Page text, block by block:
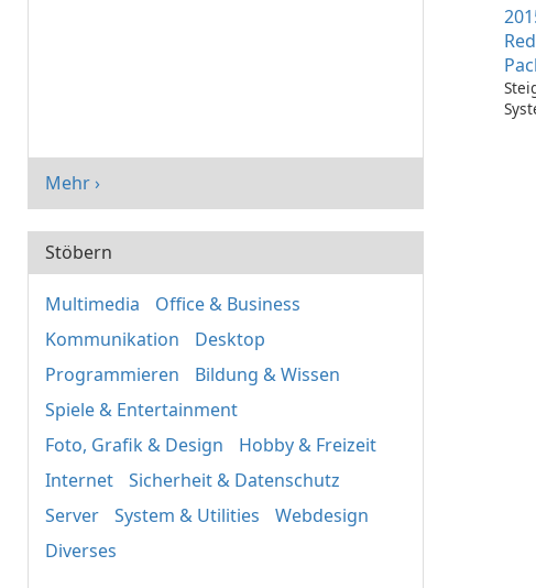
Mehr ›
Stöbern
Multimedia
Office & Business
Kommunikation
Desktop
Programmieren
Bildung & Wissen
Spiele & Entertainment
Foto, Grafik & Design
Hobby & Freizeit
Internet
Sicherheit & Datenschutz
Server
System & Utilities
Webdesign
Diverses